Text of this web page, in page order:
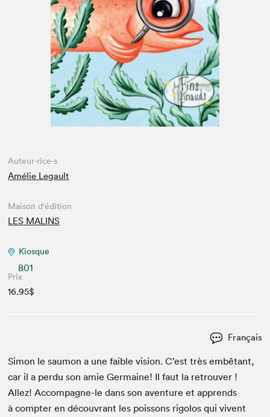
Espace médias
Auteur·rice·s
Amélie Legault
Maison d'édition
LES MALINS
Kiosque
801
Prix
16.95$
Français
Simon le saumon a une faible vision. C’est très embê­tant,
car il a per­du son amie Ger­maine! Il faut la retrou­ver !
Allez! Accom­pa­gne-le dans son aven­ture et apprends
à compter en décou­vrant les pois­sons rigo­los qui vivent